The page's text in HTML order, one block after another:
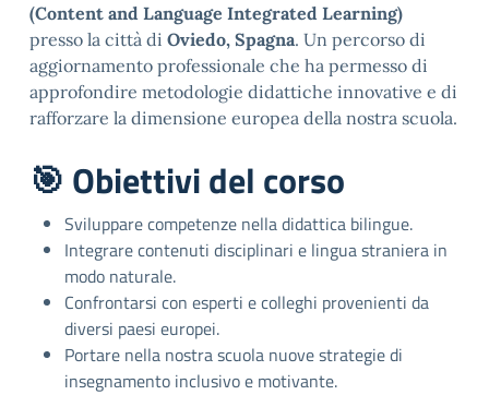
(Content and Language Integrated Learning)
presso la città di Oviedo, Spagna. Un percorso di
aggiornamento professionale che ha permesso di
approfondire metodologie didattiche innovative e di
rafforzare la dimensione europea della nostra scuola.
🎯 Obiettivi del corso
Sviluppare competenze nella didattica bilingue.
Integrare contenuti disciplinari e lingua straniera in
modo naturale.
Confrontarsi con esperti e colleghi provenienti da
diversi paesi europei.
Portare nella nostra scuola nuove strategie di
insegnamento inclusivo e motivante.